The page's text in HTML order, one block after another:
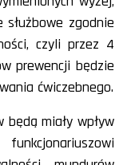
służbowe zgodnie
czyli przez 4
prewencji będzie
ćwiczebnego.
będą miały wpływ